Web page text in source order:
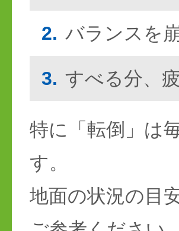
2. バランスを
3. すべる分、
特に「転倒」は
す。
地面の状況の目